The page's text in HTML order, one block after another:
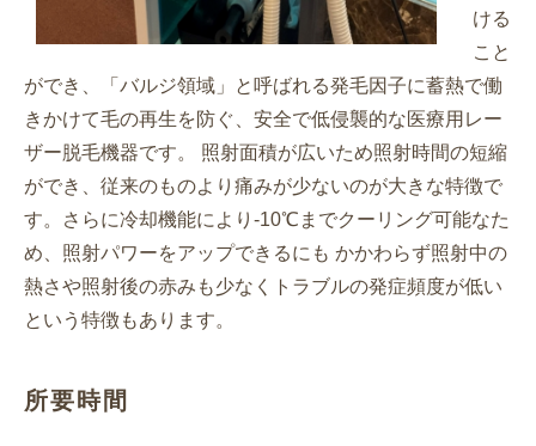
ける
こと
ができ、「バルジ領域」と呼ばれる発毛因子に蓄熱で働
きかけて毛の再生を防ぐ、安全で低侵襲的な医療用レー
ザー脱毛機器です。 照射面積が広いため照射時間の短縮
ができ、従来のものより痛みが少ないのが大きな特徴で
す。さらに冷却機能により-10℃までクーリング可能なた
め、照射パワーをアップできるにも かかわらず照射中の
熱さや照射後の赤みも少なくトラブルの発症頻度が低い
という特徴もあります。
所要時間